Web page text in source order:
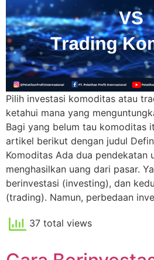
Pilih investasi komoditas atau
ketahui mana yang
Bagi yang belum tau komoditas
artikel berikut dengan judul
Komoditas Ada dua pendekatan
menghasilkan uang dari pasar.
berinvestasi (investing), dan
(trading). Namun, perbedaan
37 total views